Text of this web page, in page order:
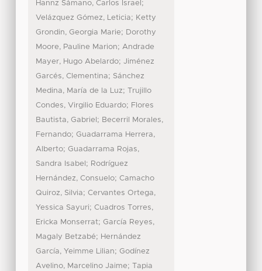
Hannz Sámano, Carlos Israel ;
Velázquez Gómez, Leticia; Ketty
Grondin, Georgia Marie; Dorothy
Moore, Pauline Marion; Andrade
Mayer, Hugo Abelardo; Jiménez
Garcés, Clementina; Sánchez
Medina, María de la Luz;
Trujillo
Condes, Virgilio Eduardo; Flores
Bautista, Gabriel ; Becerril Morales,
Fernando; Guadarrama Herrera,
Alberto; Guadarrama Rojas,
Sandra Isabel ; Rodríguez
Hernández, Consuelo; Camacho
Quiroz, Silvia; Cervantes Ortega,
Yessica Sayuri; Cuadros Torres,
Ericka Monserrat; García Reyes,
Magaly Betzabé; Hernández
García, Yeimme Lilian; Godínez
Avelino, Marcelino Jaime;
Tapia